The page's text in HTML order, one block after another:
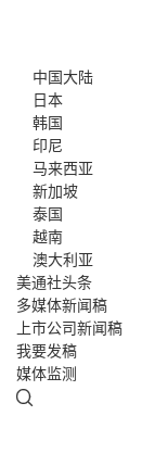
中国大陆
日本
韩国
印尼
马来西亚
新加坡
泰国
越南
澳大利亚
美通社头条
多媒体新闻稿
上市公司新闻稿
我要发稿
媒体监测